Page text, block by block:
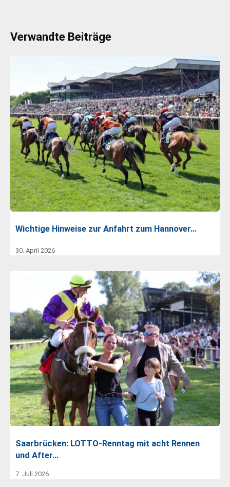
Verwandte Beiträge
Wichtige Hinweise zur Anfahrt zum Hannover…
30. April 2026
Saarbrücken: LOTTO-Renntag mit acht Rennen
und After…
7. Juli 2026